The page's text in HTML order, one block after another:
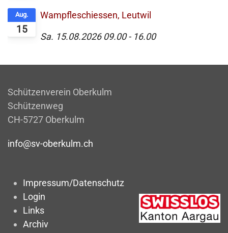
15
Aug.
Wampfleschiessen, Leutwil
Sa. 15.08.2026 09.00 - 16.00
Schützenverein Oberkulm
Schützenweg
CH-5727 Oberkulm
info@sv-oberkulm.ch
Impressum/Datenschutz
Login
Links
Archiv